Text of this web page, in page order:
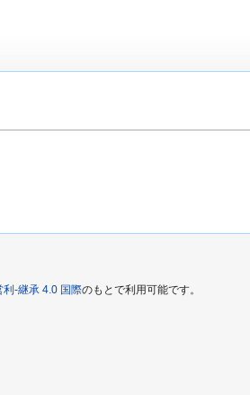
利-継承 4.0 国際のもとで利用可能です。